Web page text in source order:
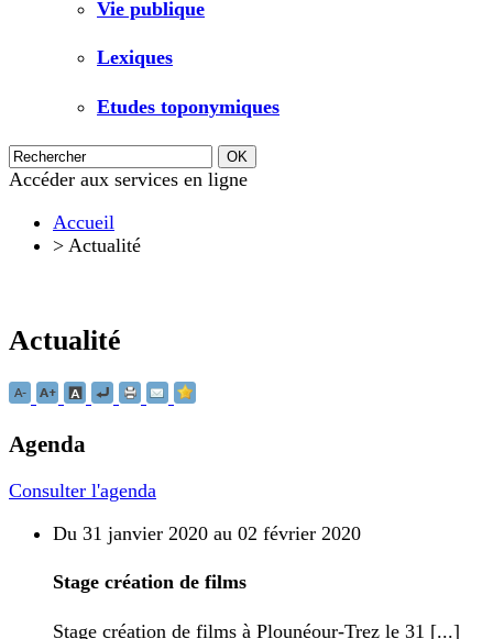
Vie publique
Lexiques
Etudes toponymiques
Accéder aux services en ligne
Accueil
> Actualité
Actualité
Agenda
Consulter l'agenda
Du 31 janvier 2020 au 02 février 2020
Stage création de films
Stage création de films à Plounéour-Trez le 31 [...]